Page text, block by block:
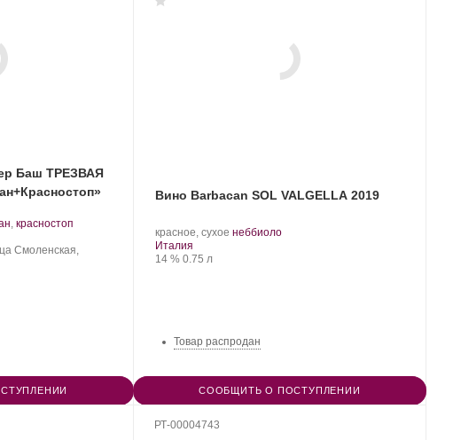
Баш ТРЕЗВАЯ
,красностоп
Смоленская,
Вино Barbacan SOL VALGELLA 2019
красное, сухое .неббиоло.
Регион:
Италия
Крепость
14 %. Объем
0.75 л
Товар распродан
СООБЩИТЬ О ПОСТУПЛЕНИИ
РТ-00004743